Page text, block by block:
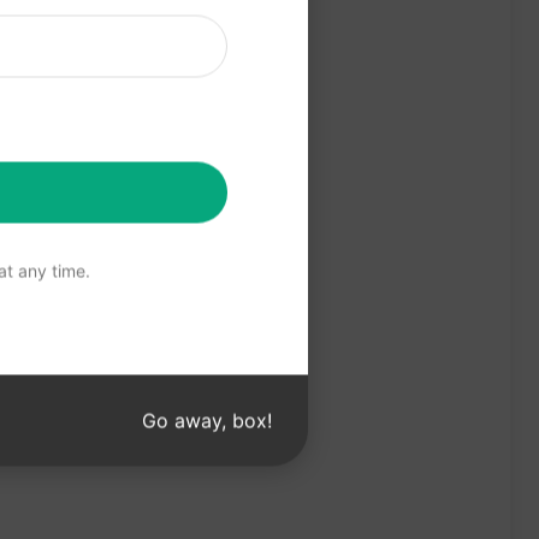
zu verlinken.
any time.
Go away, box!